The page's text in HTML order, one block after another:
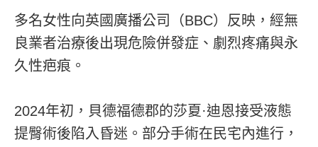
多名女性向英國廣播公司（BBC）反映，經無
良業者治療後出現危險併發症、劇烈疼痛與永
久性疤痕。
2024年初，貝德福德郡的莎夏·迪恩接受液態
提臀術後陷入昏迷。部分手術在民宅內進行，